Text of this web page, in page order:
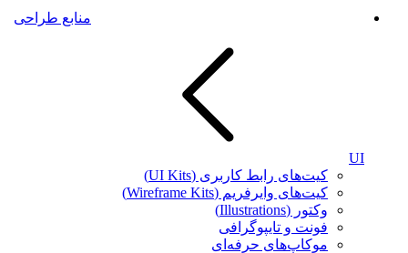
منابع طراحی
UI
کیت‌های رابط کاربری (UI Kits)
کیت‌های وایرفریم (Wireframe Kits)
وکتور (Illustrations)
فونت‌ و تایپوگرافی
موکاپ‌های حرفه‌ای